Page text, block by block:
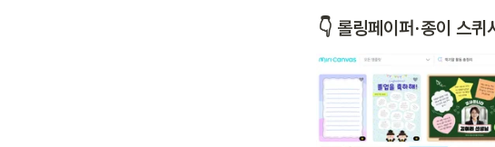
👇 롤링페이퍼·종이 스